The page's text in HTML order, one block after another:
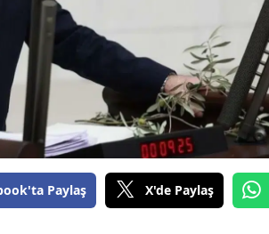
Paylaş X'de Paylaş